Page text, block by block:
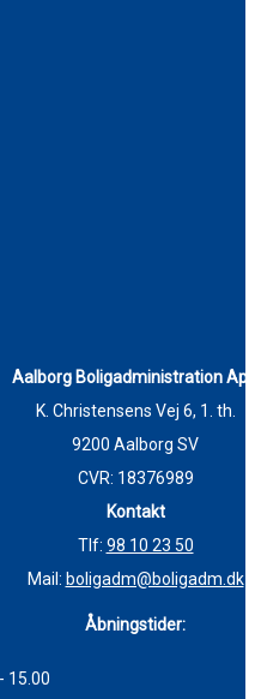
Aalborg Boligadministration
K. Christensens Vej 6, 1. th.
9200 Aalborg SV
CVR: 18376989
Kontakt
Tlf: 98 10 23 50
Mail: boligadm@boligadm.dk
Åbningstider:
15.00